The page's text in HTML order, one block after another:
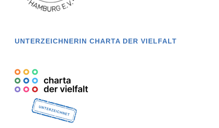
UNTERZEICHNERIN CHARTA DER VIELFALT